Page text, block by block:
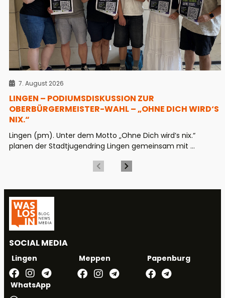
7. August 2026
LINGEN – PODIUMSDISKUSSION ZUR
OBERBÜRGERMEISTER-WAHL – „OHNE DICH WIRD‘S
NIX.“
Lingen (pm). Unter dem Motto „Ohne Dich wird’s nix.“
planen der Stadtjugendring Lingen gemeinsam mit ...
SOCIAL MEDIA
Lingen Meppen Papenburg
WhatsApp